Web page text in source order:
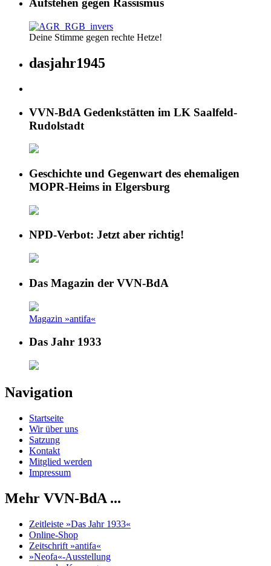
Aufstehen gegen Rassismus
Deine Stimme gegen rechte Hetze!
dasjahr1945
VVN-BdA Gedenkstätten im LK Saalfeld-
Rudolstadt
Geschichte und Gegenwart des ehemaligen
MOPR-Heims in Elgersburg
NPD-Verbot: Jetzt aber richtig!
Das Magazin der VVN-BdA
Magazin »antifa«
Das Jahr 1933
Navigation
Startseite
Wir über uns
Satzung
Kontakt
Mitglied werden
Impressum
Mehr VVN-BdA ...
Zeitleiste »Das Jahr 1933«
Online-Shop
Zeitschrift »antifa«
»Neofa«-Ausstellung